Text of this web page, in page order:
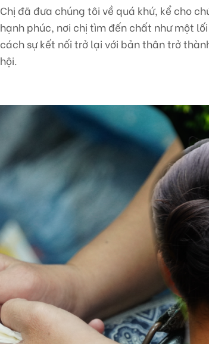
Chị đã đưa chúng tôi về quá khứ, kể cho
hạnh phúc, nơi chị tìm đến chất như một
cách sự kết nối trở lại với bản thân trở
hội.